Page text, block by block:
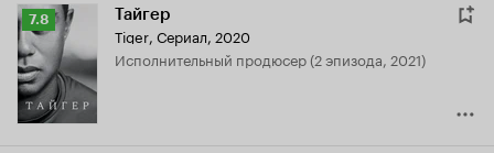
Рейтинг
Кинопоиска
7.8
7.8 Тайгер
Tiger, Сериал, 2020
исполнительный продюсер (2 эпизода, 2021)